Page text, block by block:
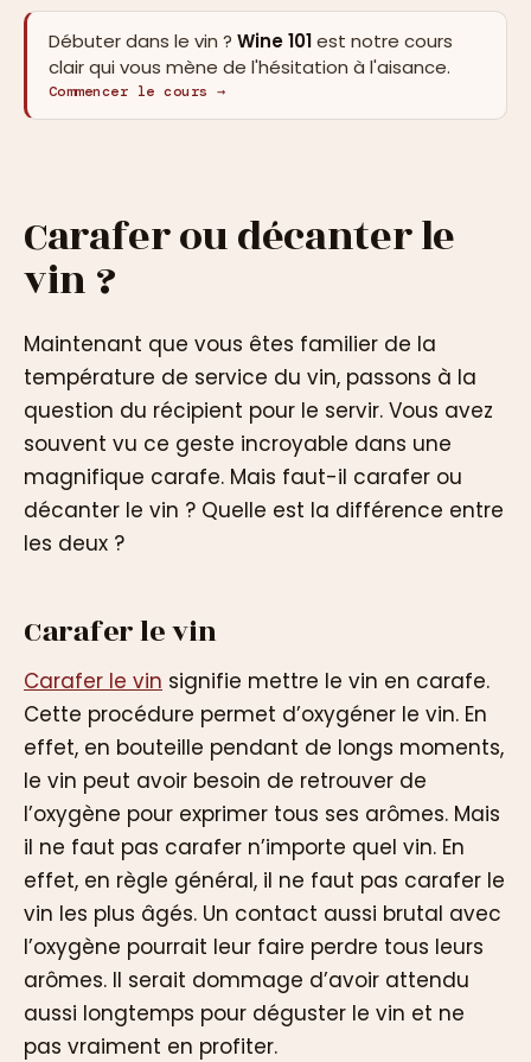
Débuter dans le vin ? Wine 101est notre cours
clair qui vous mène de l'hésitation à l'aisance.
Commencer le cours →
Carafer ou décanter le
vin ?
Maintenant que vous êtes familier de la
température de service du vin, passons à la
question du récipient pour le servir. Vous avez
souvent vu ce geste incroyable dans une
magnifique carafe. Mais faut-il carafer ou
décanter le vin ? Quelle est la différence entre
les deux ?
Carafer le vin
Carafer le vin signifie mettre le vin en carafe.
Cette procédure permet d’oxygéner le vin. En
effet, en bouteille pendant de longs moments,
le vin peut avoir besoin de retrouver de
l’oxygène pour exprimer tous ses arômes. Mais
il ne faut pas carafer n’importe quel vin. En
effet, en règle général, il ne faut pas carafer le
vin les plus âgés. Un contact aussi brutal avec
l’oxygène pourrait leur faire perdre tous leurs
arômes. Il serait dommage d’avoir attendu
aussi longtemps pour déguster le vin et ne
pas vraiment en profiter.